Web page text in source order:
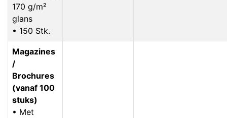
170 g/m²
glans
• 150 Stk.
Magazines
/
Brochures
(vanaf 100
stuks)
• Met